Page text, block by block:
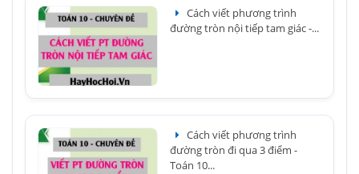
Cách viết phương trình
đường tròn nội tiếp tam giác -...
Cách viết phương trình
đường tròn đi qua 3 điểm -
Toán 10...